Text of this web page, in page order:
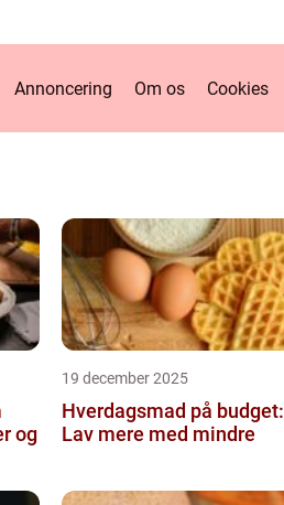
Annoncering Om os Cookies
og
19 december 2025
Hverdagsmad på budget:
Lav mere med mindre